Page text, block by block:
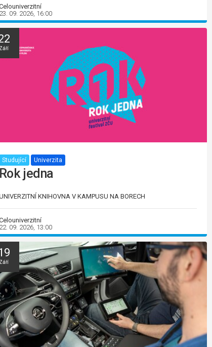
23. 09. 2026, 16:00
Září
Studující Univerzita
Rok jedna
KNIHOVNA V KAMPUSU NA BORECH
22. 09. 2026, 13:00
Září